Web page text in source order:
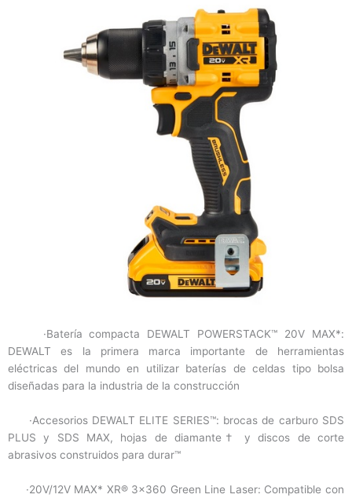
·Batería compacta DEWALT POWERSTACK™ 20V MAX*:
DEWALT es la primera marca importante de herramientas
eléctricas del mundo en utilizar baterías de celdas tipo bolsa
diseñadas para la industria de la construcción
·Accesorios DEWALT ELITE SERIES™: brocas de carburo SDS
PLUS y SDS MAX, hojas de diamante† y discos de corte
abrasivos construidos para durar™
·20V/12V MAX* XR® 3×360 Green Line Laser: Compatible con